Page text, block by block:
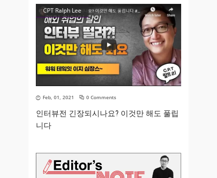
CPT Ralph Lee
Feb, 01, 2021 0 Comments
인터뷰전 긴장되시나요? 이것만 해도 풀립
니다